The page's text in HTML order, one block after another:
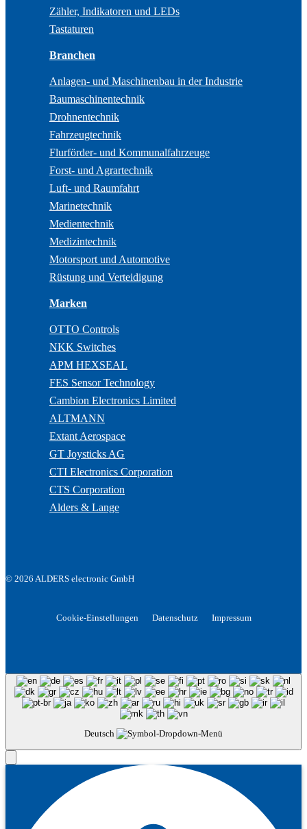
Zähler, Indikatoren und LEDs
Tastaturen
Branchen
Anlagen- und Maschinenbau in der Industrie
Baumaschinentechnik
Drohnentechnik
Fahrzeugtechnik
Flurförder- und Kommunalfahrzeuge
Forst- und Agrartechnik
Luft- und Raumfahrt
Marinetechnik
Medientechnik
Medizintechnik
Motorsport und Automotive
Rüstung und Verteidigung
Marken
OTTO Controls
NKK Switches
APM HEXSEAL
FES Sensor Technology
Cambion Electronics Limited
ALTMANN
Extant Aerospace
GT Joysticks AG
CTI Electronics Corporation
CTS Corporation
Alders & Lange
© 2026 ALDERS electronic GmbH
Cookie-Einstellungen Datenschutz Impressum
Deutsch